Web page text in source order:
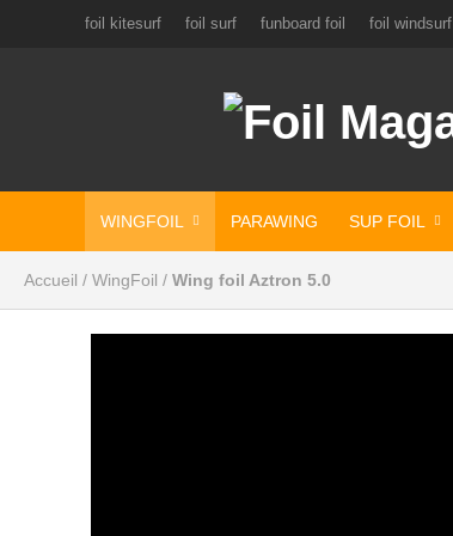
foil kitesurf foil surf funboard foil foil windsurf
WINGFOIL PARAWING SUP FOIL
Accueil / WingFoil / Wing foil Aztron 5.0